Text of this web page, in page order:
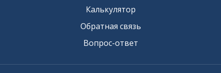
Калькулятор
Обратная связь
Вопрос-ответ